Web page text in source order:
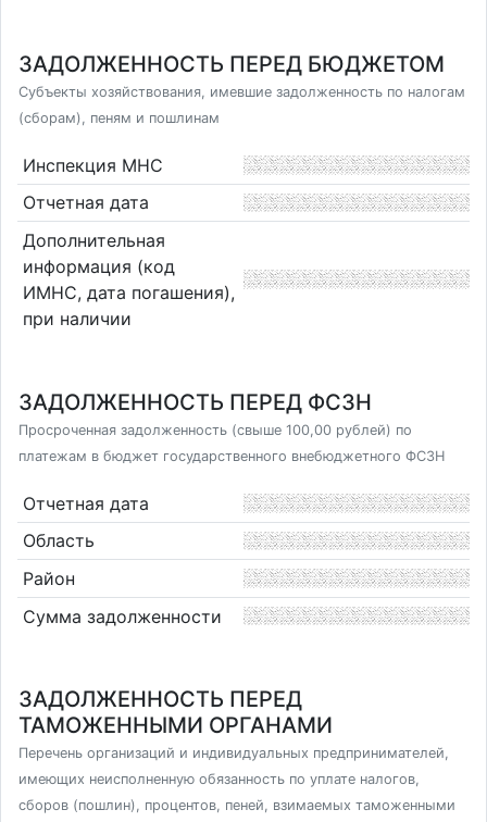
ЗАДОЛЖЕННОСТЬ ПЕРЕД БЮДЖЕТОМ
Субъекты хозяйствования, имевшие задолженность по налогам
(сборам), пеням и пошлинам
Инспекция МНС
Отчетная дата
Дополнительная
информация (код
ИМНС, дата погашения),
при наличии
ЗАДОЛЖЕННОСТЬ ПЕРЕД ФСЗН
Просроченная задолженность (свыше 100,00 рублей) по
платежам в бюджет государственного внебюджетного ФСЗН
Отчетная дата
Область
Район
Сумма задолженности
ЗАДОЛЖЕННОСТЬ ПЕРЕД
ТАМОЖЕННЫМИ ОРГАНАМИ
Перечень организаций и индивидуальных предпринимателей,
имеющих неисполненную обязанность по уплате налогов,
сборов (пошлин), процентов, пеней, взимаемых таможенными